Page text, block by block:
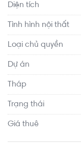
Diện tích
Tình hình nội thất
Loại chủ quyền
Dự án
Tháp
Trạng thái
Giá thuê